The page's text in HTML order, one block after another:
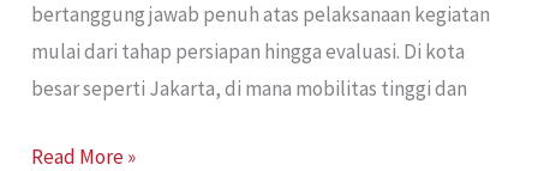
bertanggung jawab penuh atas pelaksanaan kegiatan
mulai dari tahap persiapan hingga evaluasi. Di kota
besar seperti Jakarta, di mana mobilitas tinggi dan
Read More »